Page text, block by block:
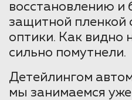
восстановлению
защитной пленкой
оптики. Как видно
сильно помутнели.
Детейлингом
мы занимаемся